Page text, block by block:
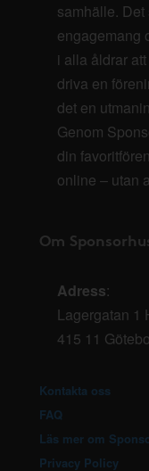
samhälle.
engagemang
i alla åldrar
driva en
det en
Genom
din
online – utan
Om
Adress:
Lagergatan 1
415 11
Kontakta oss
FAQ
Läs mer om
Privacy Policy